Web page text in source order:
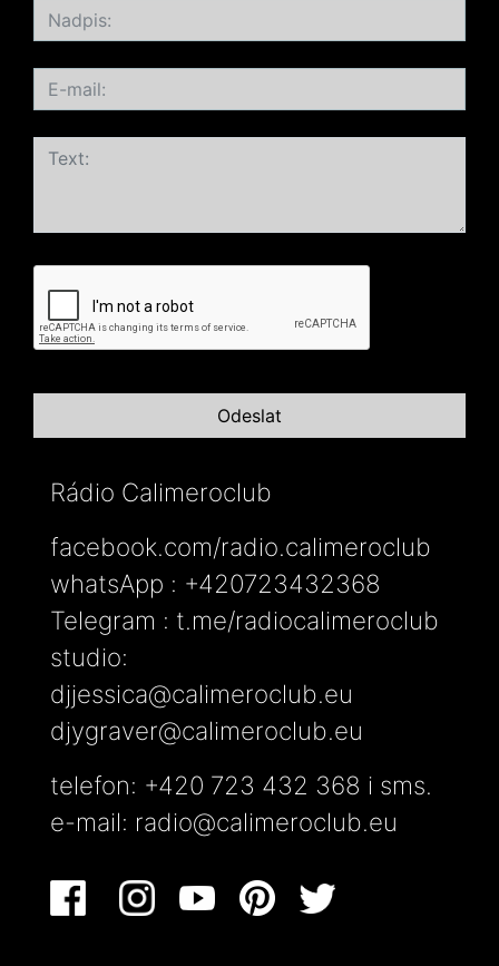
Rádio Calimeroclub
facebook.com/radio.calimeroclub
whatsApp : +420723432368
Telegram : t.me/radiocalimeroclub
studio:
djjessica@calimeroclub.eu
djygraver@calimeroclub.eu
telefon: +420 723 432 368 i sms.
e-mail: radio@calimeroclub.eu